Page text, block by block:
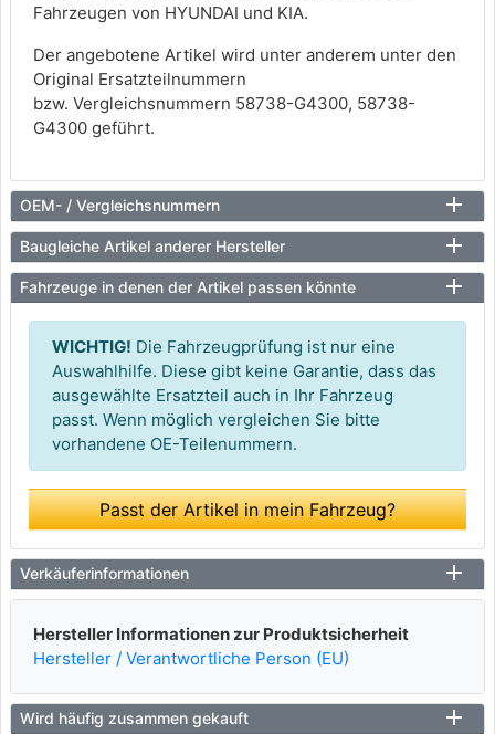
Fahrzeugen von HYUNDAI und KIA.
Der angebotene Artikel wird unter anderem unter den
Original Ersatzteilnummern
bzw. Vergleichsnummern 58738-G4300, 58738-
G4300 geführt.
OEM- / Vergleichsnummern
Baugleiche Artikel anderer Hersteller
Fahrzeuge in denen der Artikel passen könnte
WICHTIG! Die Fahrzeugprüfung ist nur eine
Auswahlhilfe. Diese gibt keine Garantie, dass das
ausgewählte Ersatzteil auch in Ihr Fahrzeug
passt. Wenn möglich vergleichen Sie bitte
vorhandene OE-Teilenummern.
Passt der Artikel in mein Fahrzeug?
Verkäuferinformationen
Hersteller Informationen zur Produktsicherheit
Hersteller / Verantwortliche Person (EU)
Wird häufig zusammen gekauft